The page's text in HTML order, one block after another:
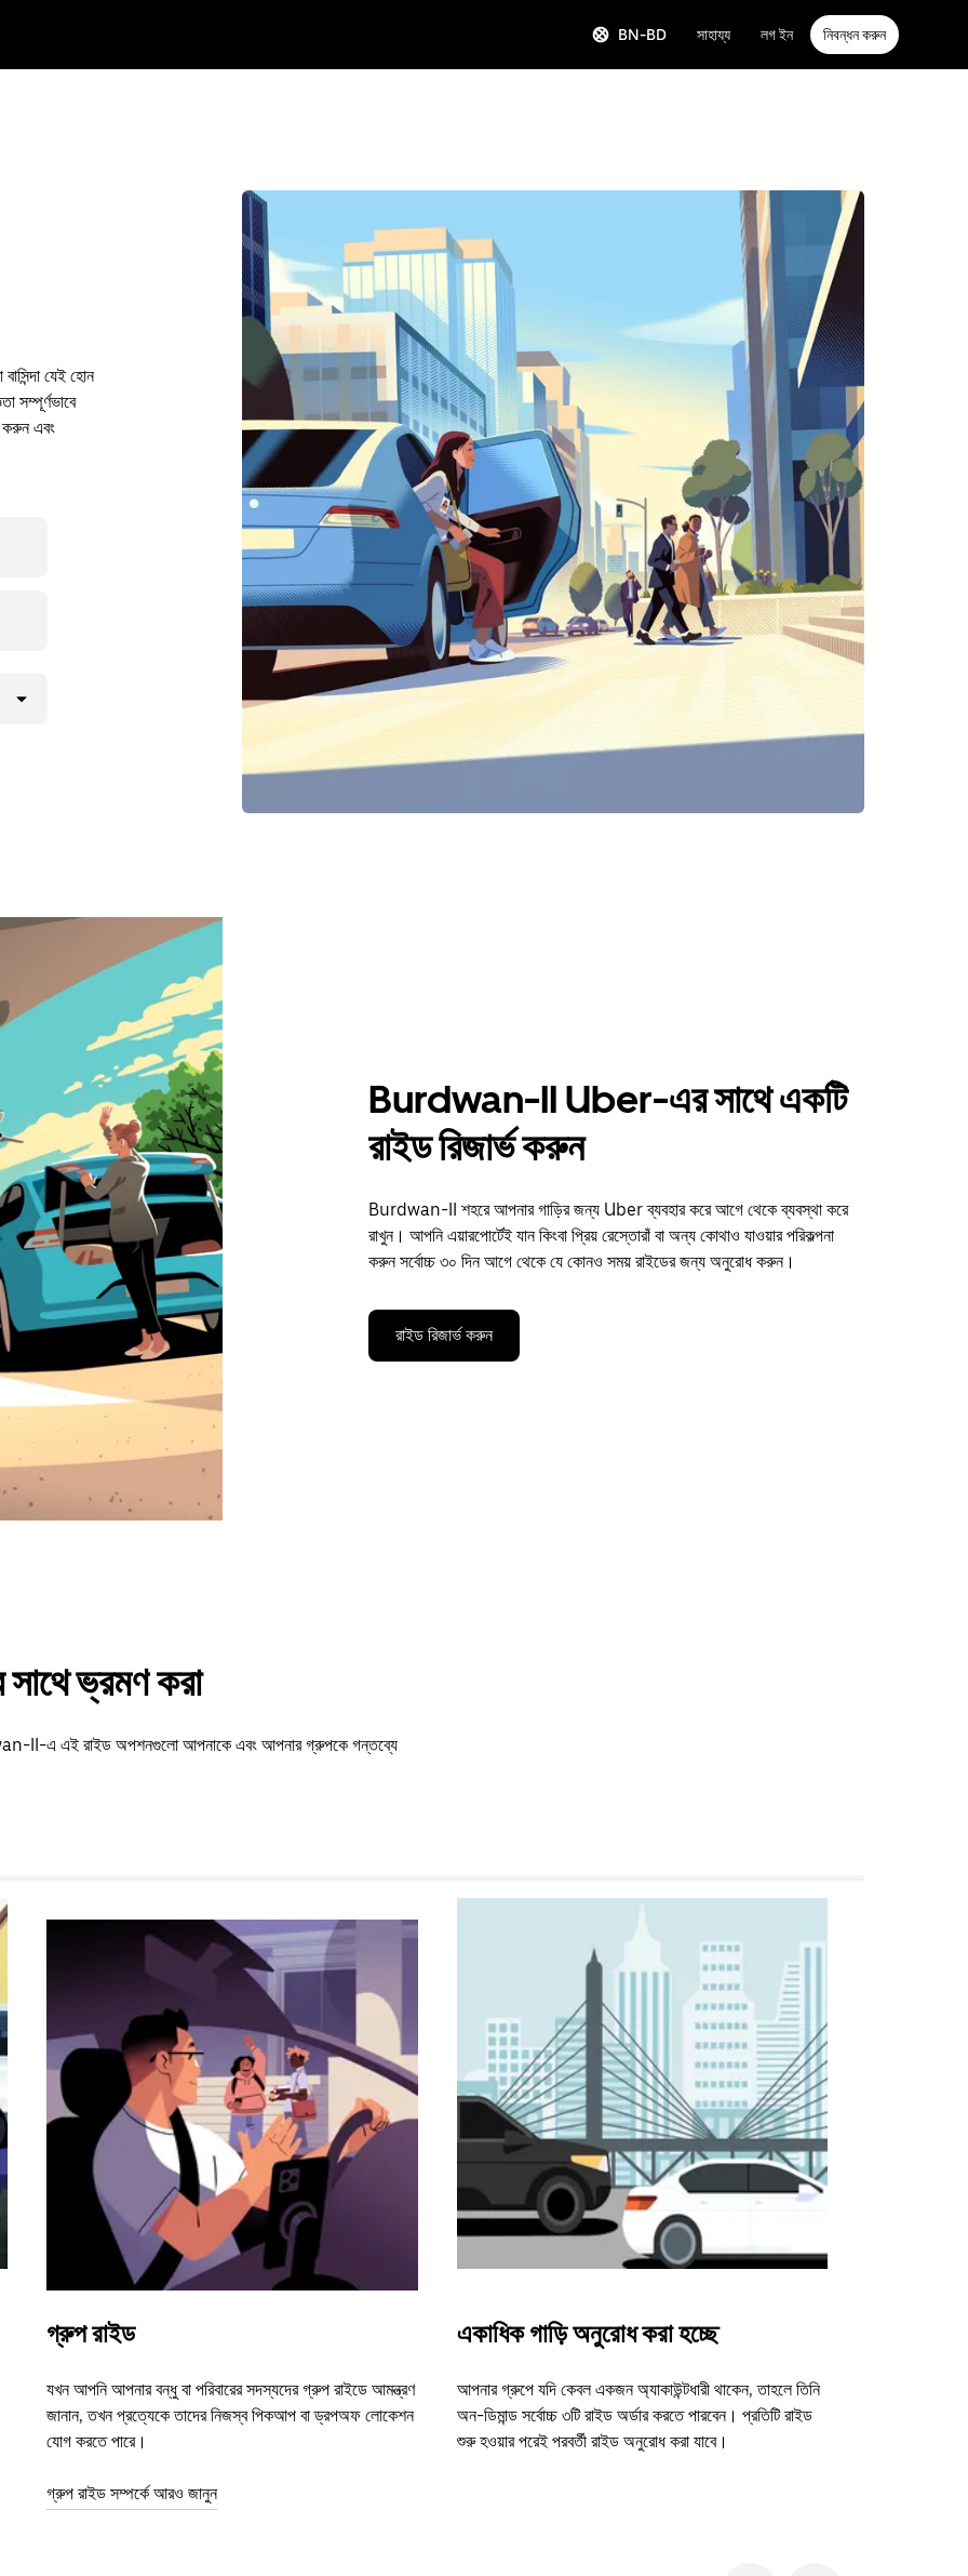
BN-BD সাহায্য লগ ইন নিবন্ধন করুন
যেই হোন
সম্পূর্ণভাবে
করুন এবং
Burdwan-II Uber-এর সাথে একটি
রাইড রিজার্ভ করুন
Burdwan-II শহরে আপনার গাড়ির জন্য Uber ব্যবহার করে আগে থেকে ব্যবস্থা করে
রাখুন। আপনি এয়ারপোর্টেই যান কিংবা প্রিয় রেস্তোরাঁ বা অন্য কোথাও যাওয়ার পরিকল্পনা
করুন সর্বোচ্চ ৩০ দিন আগে থেকে যে কোনও সময় রাইডের জন্য অনুরোধ করুন।
রাইড রিজার্ভ করুন
ভ্রমণ করা
II-এ এই রাইড অপশনগুলো আপনাকে এবং আপনার গ্রুপকে গন্তব্যে
গ্রুপ রাইড
যখন আপনি আপনার বন্ধু বা পরিবারের সদস্যদের গ্রুপ রাইডে আমন্ত্রণ
জানান, তখন প্রত্যেকে তাদের নিজস্ব পিকআপ বা ড্রপঅফ লোকেশন
যোগ করতে পারে।
গ্রুপ রাইড সম্পর্কে আরও জানুন
একাধিক গাড়ি অনুরোধ করা হচ্ছে
আপনার গ্রুপে যদি কেবল একজন অ্যাকাউন্টধারী থাকেন, তাহলে তিনি
অন-ডিমান্ড সর্বোচ্চ ৩টি রাইড অর্ডার করতে পারবেন। প্রতিটি রাইড
শুরু হওয়ার পরেই পরবর্তী রাইড অনুরোধ করা যাবে।